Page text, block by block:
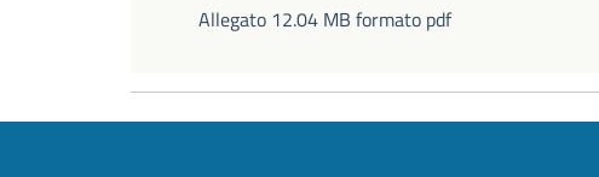
Allegato 12.04 MB formato pdf